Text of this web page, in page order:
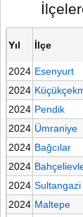
Yıl İlçe
2024 Esenyurt
2024
2024 Pendik
2024 Ümraniye
2024 Bağcılar
2024
2024 Sultangazi
2024 Maltepe